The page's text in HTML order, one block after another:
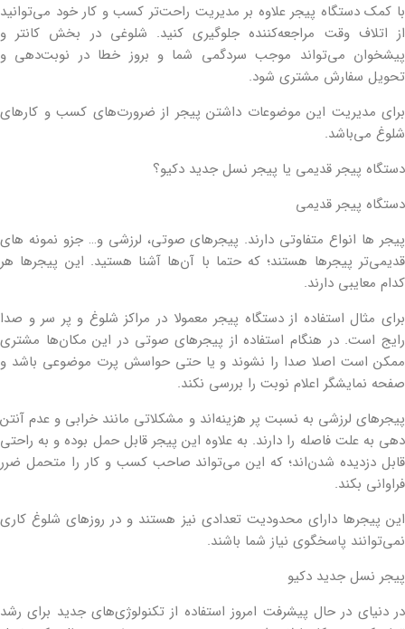
با کمک دستگاه پیجر علاوه بر مدیریت راحت‌تر کسب و کار خود می‌‌توانید
از اتلاف وقت مراجعه‌کننده جلوگیری کنید. شلوغی در بخش کانتر و
پیشخوان می‌تواند موجب سردگمی شما و بروز خطا در نوبت‌دهی و
تحویل سفارش مشتری شود.
برای مدیریت این موضوعات داشتن پیجر از ضرورت‌های کسب و کارهای
شلوغ می‌باشد.
دستگاه پیجر قدیمی یا پیجر نسل جدید دکیو؟
دستگاه پیجر قدیمی
پیجر ها انواع متفاوتی دارند. پیجرهای صوتی، لرزشی و… جزو نمونه های
قدیمی‌تر پیجرها هستند؛ که حتما با آن‌ها آشنا هستید. این پیجرها هر
کدام معایبی دارند.
برای مثال استفاده از دستگاه پیجر معمولا در مراکز شلوغ و پر سر و صدا
رایج است. در هنگام استفاده از پیجرهای صوتی در این مکان‌ها مشتری
ممکن است اصلا صدا را نشوند و یا حتی حواسش پرت موضوعی باشد و
صفحه نمایشگر اعلام نوبت را بررسی نکند.
پیجرهای لرزشی به نسبت پر هزینه‌اند و مشکلاتی مانند خرابی و عدم آنتن
دهی به علت فاصله را دارند. به علاوه این پیجر قابل حمل بوده و به راحتی
قابل دزدیده شدن‌اند؛ که این می‌تواند صاحب کسب و کار را متحمل ضرر
فراوانی بکند.
این پیجرها دارای محدودیت تعدادی نیز هستند و در روزهای شلوغ کاری
نمی‌توانند پاسخگوی نیاز شما باشند.
پیجر نسل جدید دکیو
در دنیای در حال پیشرفت امروز استفاده از تکنولوژی‌های جدید برای رشد